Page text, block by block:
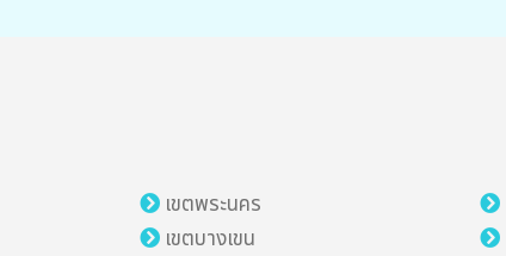
เขตพระนคร
เขตบางเขน